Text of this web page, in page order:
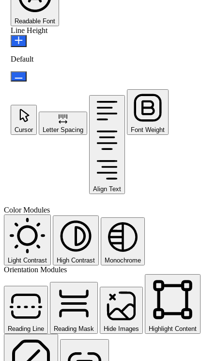
Readable Font
Line Height
Default
Cursor Letter Spacing
Align Text
Font Weight
Color Modules
Light Contrast High Contrast Monochrome
Orientation Modules
Reading Line Reading Mask Hide Images Highlight Content